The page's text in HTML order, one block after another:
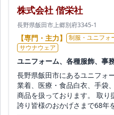
株式会社 偕栄社
長野県飯田市上郷別府3345-1
【専門・主力】
制服・ユニフォ
サウナウェア
ユニフォーム、各種服飾、事
長野県飯田市にあるユニフォ
業着、医療・食品白衣、手袋
商品を扱っております。 取り
誇り皆様のおかげさまで68年